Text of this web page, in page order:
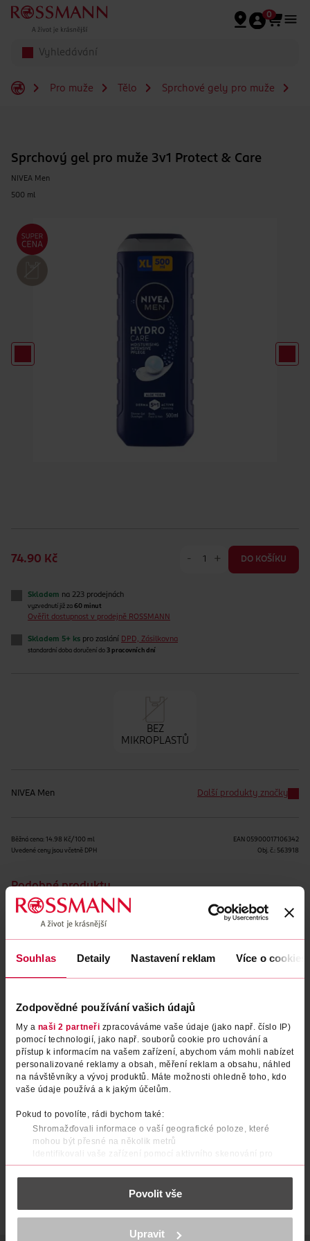
Souhlas Detaily Nastavení reklam Více o cookies
Zodpovědné používání vašich údajů
My a naši 2 partneři zpracováváme vaše údaje (jako např. číslo IP)
pomocí technologií, jako např. souborů cookie pro uchování a
přístup k informacím na vašem zařízení, abychom vám mohli nabízet
personalizované reklamy a obsah, měření reklam a obsahu, náhled
na návštěvníky a vývoj produktů. Máte možnosti ohledně toho, kdo
vaše údaje používá a k jakým účelům.
Pokud to povolíte, rádi bychom také:
Shromažďovali informace o vaší geografické poloze, které
mohou být přesné na několik metrů
Identifikovali vaše zařízení pomocí aktivního skenování pro
konkrétní charakteristiky (otisk prstu)
Zjistěte více o tom, jak zpracováváme vaše osobní údaje, a nastavte
části s podrobnostmi . Svůj souhlas můžete kdykoliv
K provozu stránek, personalizaci obsahu a reklam, funkcí sociálních
Povolit vše
Upravit
Přeskočit na hlavmní obsah
0
Pro muže Tělo Sprchové gely pro muže
Sprchový gel pro muže 3v1 Protect & Care
NIVEA Men
500 ml
74.90 Kč - + DO KOŠÍKU
Skladem na 223 prodejnách
vyzvednutí již za 60 minut
Ověřit dostupnost v prodejně ROSSMANN
Skladem 5+ ks pro zaslání DPD, Zásilkovna
standardní doba doručení do 3 pracovních dní
BEZ
MIKROPLASTŮ
NIVEA Men Další produkty značky
Běžná cena: 14.98 Kč/100 ml
Uvedené ceny jsou včetně DPH
EAN 05900017106342
Obj. č.: 563918
Podobné produkty
Sprchový gel pro muže 3v1
Protect & Care
79.90 Kč
DO KOŠÍKU
Obj. č.: 327893
Sprchový gel pro muže 3v1
74.90 Kč
Obj. č.: 563949